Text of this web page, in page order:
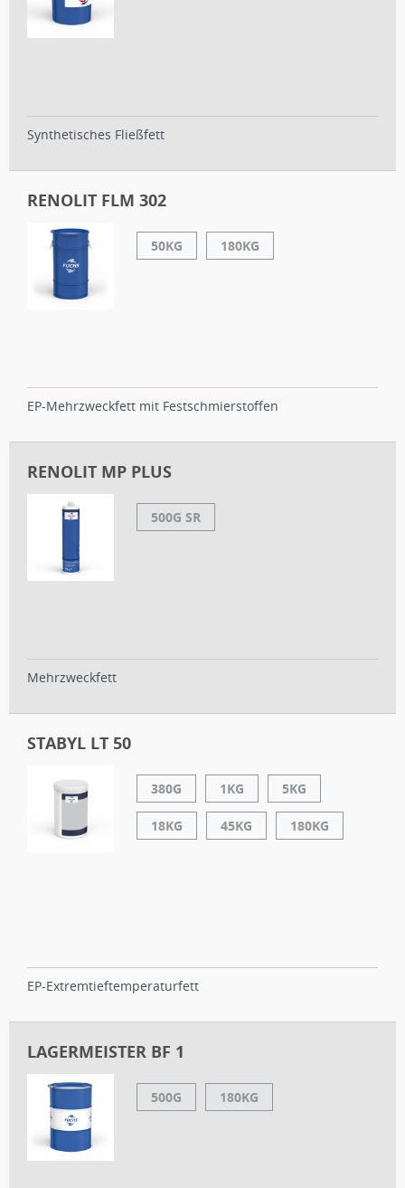
Synthetisches Fließfett
RENOLIT FLM 302
50KG 180KG
EP-Mehrzweckfett mit Festschmierstoffen
RENOLIT MP PLUS
500G SR
Mehrzweckfett
STABYL LT 50
380G 1KG 5KG
18KG 45KG 180KG
EP-Extremtieftemperaturfett
LAGERMEISTER BF 1
500G 180KG